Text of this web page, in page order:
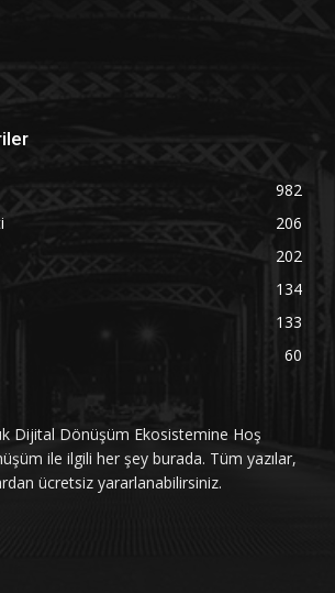
982
206
202
134
133
60
Dijital Dönüşüm Ekosistemine Hoş
ile ilgili her şey burada. Tüm yazılar,
ücretsiz yararlanabilirsiniz.